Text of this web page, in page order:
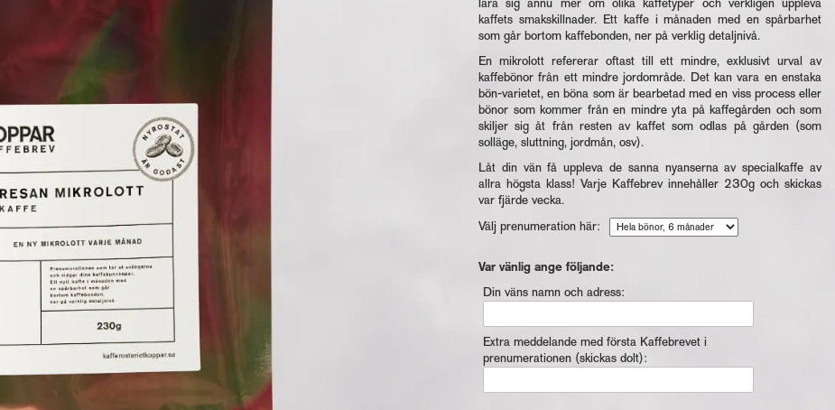
lära sig ännu mer om olika kaffetyper och verkligen uppleva
kaffets smakskillnader. Ett kaffe i månaden med en spårbarhet
som går bortom kaffebonden, ner på verklig detaljnivå.
En mikrolott refererar oftast till ett mindre, exklusivt urval av
kaffebönor från ett mindre jordområde. Det kan vara en enstaka
bön-varietet, en böna som är bearbetad med en viss process eller
bönor som kommer från en mindre yta på kaffegården och som
skiljer sig åt från resten av kaffet som odlas på gården (som
solläge, sluttning, jordmån, osv).
Låt din vän få uppleva de sanna nyanserna av specialkaffe av
allra högsta klass! Varje Kaffebrev innehåller 230g och skickas
var fjärde vecka.
Välj prenumeration här:
Var vänlig ange följande:
Din väns namn och adress:
Extra meddelande med första Kaffebrevet i
prenumerationen (skickas dolt):